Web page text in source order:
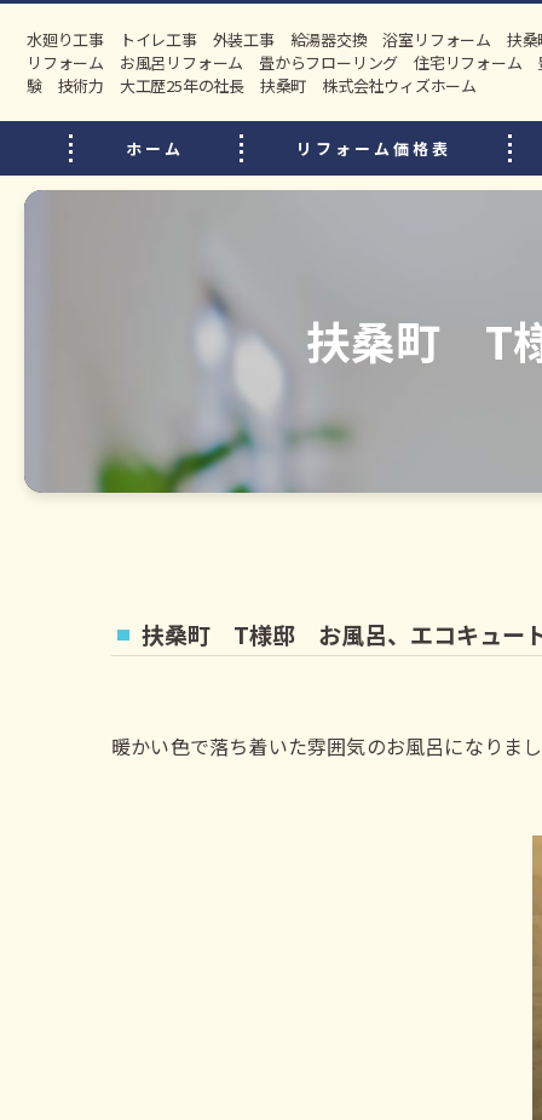
水廻り工事 トイレ工事 外装工事 給湯器交換 浴室リフォーム 扶
リフォーム お風呂リフォーム 畳からフローリング 住宅リフォーム
験 技術力 大工歴25年の社長 扶桑町 株式会社ウィズホーム
ホーム リフォーム価格表
扶桑町 T
扶桑町 T様邸 お風呂、エコキュー
暖かい色で落ち着いた雰囲気のお風呂になりま